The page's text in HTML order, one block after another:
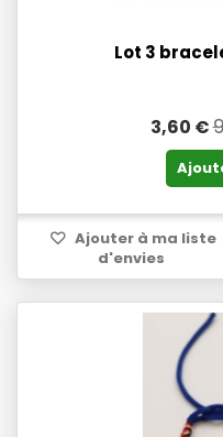
Lot 3
3,60 €
Ajouter à ma liste
d'envies